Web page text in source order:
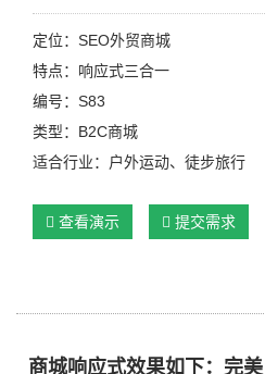
定位：SEO外贸商城
特点：响应式三合一
编号：S83
类型：B2C商城
适合行业：户外运动、徒步旅行
查看演示 提交需求
商城响应式效果如下：完